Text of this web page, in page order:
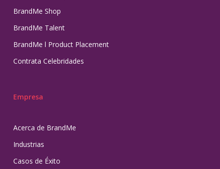
BrandMe Shop
BrandMe Talent
BrandMe l Product Placement
Contrata Celebridades
Empresa
Acerca de BrandMe
Industrias
Casos de Éxito